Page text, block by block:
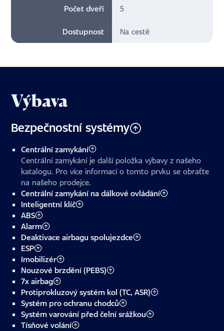
Počet dveří 5
Dostupnost Na cestě
Výbava
Bezpečnostní systémy
Centrální zamykání
Centrální zamykání je další položka výbavy z našeho
katalogu. Pro více informací o tomto prvku se obraťte
na našeho prodejce.
Centrální zamykání na dálkové ovládání
Inteligentní klíč
ABS
Alarm
Deaktivace airbagu spolujezdce
ESP
Imobilizér
Nouzové brzdění (PEBS)
7x airbag
Protiprokluzový systém kol (TC, ASR)
Systém pro ochranu chodců
Systém varování před čelní srážkou
Tísňové volání